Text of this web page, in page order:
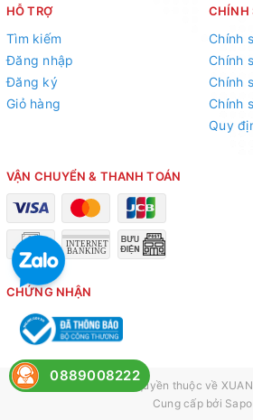
HỖ TRỢ
Tìm kiếm
Đăng nhập
Đăng ký
Giỏ hàng
CHÍNH
Chính
Chính
Chính
Chính
Quy
VẬN CHUYỂN & THANH TOÁN
CHỨNG NHẬN
© Bản quyền thuộc về
Cung cấp bởi Sapo
0889008222